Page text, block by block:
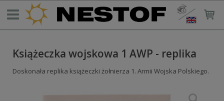
Książeczka wojskowa 1 AWP - replika
Doskonała replika książeczki żołnierza 1. Armii Wojska Polskiego.